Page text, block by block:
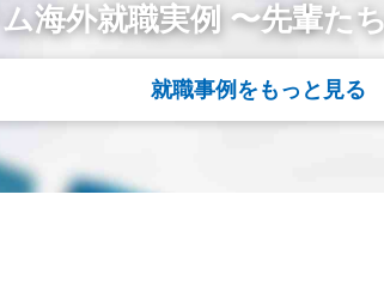
海外就職実例 〜先輩た
就職事例をもっと見る